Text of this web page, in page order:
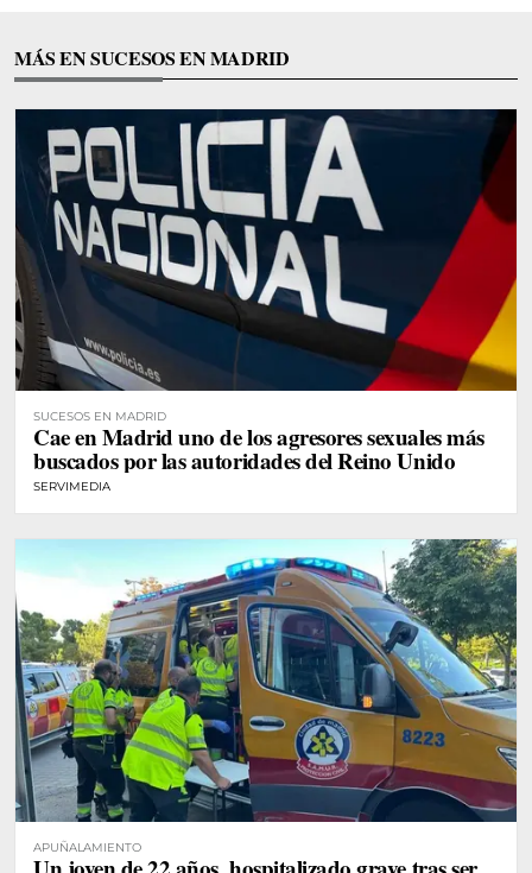
MÁS EN SUCESOS EN MADRID
SUCESOS EN MADRID
Cae en Madrid uno de los agresores sexuales más
buscados por las autoridades del Reino Unido
SERVIMEDIA
APUÑALAMIENTO